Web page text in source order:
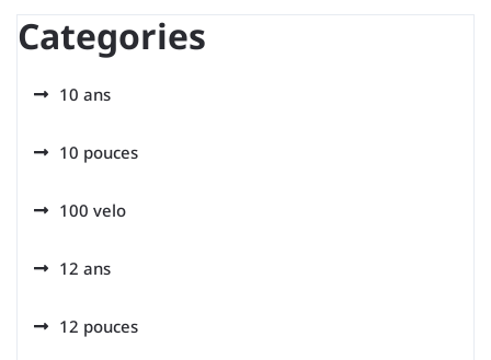
Categories
10 ans
10 pouces
100 velo
12 ans
12 pouces